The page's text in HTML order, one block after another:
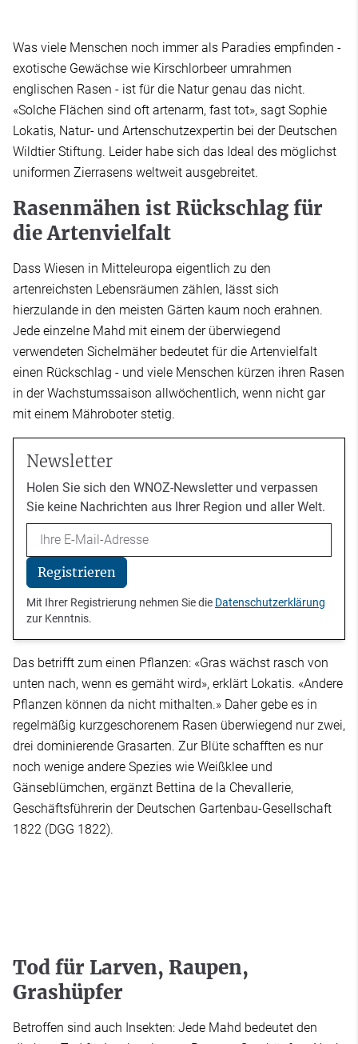
Was viele Menschen noch immer als Paradies empfinden -
exotische Gewächse wie Kirschlorbeer umrahmen
englischen Rasen - ist für die Natur genau das nicht.
«Solche Flächen sind oft artenarm, fast tot», sagt Sophie
Lokatis, Natur- und Artenschutzexpertin bei der Deutschen
Wildtier Stiftung. Leider habe sich das Ideal des möglichst
uniformen Zierrasens weltweit ausgebreitet.
Rasenmähen ist Rückschlag für
die Artenvielfalt
Dass Wiesen in Mitteleuropa eigentlich zu den
artenreichsten Lebensräumen zählen, lässt sich
hierzulande in den meisten Gärten kaum noch erahnen.
Jede einzelne Mahd mit einem der überwiegend
verwendeten Sichelmäher bedeutet für die Artenvielfalt
einen Rückschlag - und viele Menschen kürzen ihren Rasen
in der Wachstumssaison allwöchentlich, wenn nicht gar
mit einem Mähroboter stetig.
Newsletter
Holen Sie sich den WNOZ-Newsletter und verpassen
Sie keine Nachrichten aus Ihrer Region und aller Welt.
Email
Registrieren
Mit Ihrer Registrierung nehmen Sie die Datenschutzerklärung
zur Kenntnis.
Das betrifft zum einen Pflanzen: «Gras wächst rasch von
unten nach, wenn es gemäht wird», erklärt Lokatis. «Andere
Pflanzen können da nicht mithalten.» Daher gebe es in
regelmäßig kurzgeschorenem Rasen überwiegend nur zwei,
drei dominierende Grasarten. Zur Blüte schafften es nur
noch wenige andere Spezies wie Weißklee und
Gänseblümchen, ergänzt Bettina de la Chevallerie,
Geschäftsführerin der Deutschen Gartenbau-Gesellschaft
1822 (DGG 1822).
Tod für Larven, Raupen,
Grashüpfer
Betroffen sind auch Insekten: Jede Mahd bedeutet den